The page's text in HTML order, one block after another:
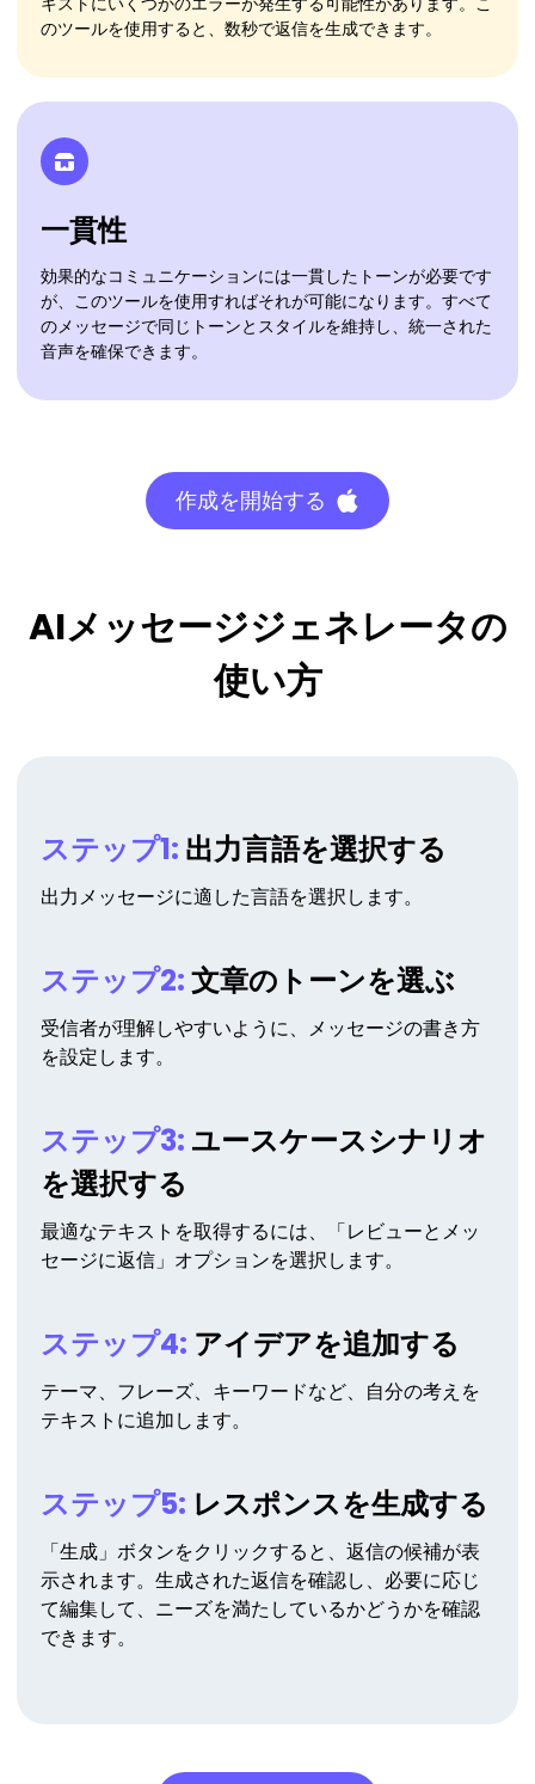
のツールを使用すると、数秒で返信を生成できます。
一貫性
効果的なコミュニケーションには一貫したトーンが必要です
が、このツールを使用すればそれが可能になります。すべて
のメッセージで同じトーンとスタイルを維持し、統一された
音声を確保できます。
作成を開始する
AIメッセージジェネレータの
使い方
ステップ1: 出力言語を選択する
出力メッセージに適した言語を選択します。
ステップ2:文章のトーンを選ぶ
受信者が理解しやすいように、メッセージの書き方
を設定します。
ステップ3: ユースケースシナリオ
を選択する
最適なテキストを取得するには、「レビューとメッ
セージに返信」オプションを選択します。
ステップ4: アイデアを追加する
テーマ、フレーズ、キーワードなど、自分の考えを
テキストに追加します。
ステップ5: レスポンスを生成する
「生成」ボタンをクリックすると、返信の候補が表
示されます。生成された返信を確認し、必要に応じ
て編集して、ニーズを満たしているかどうかを確認
できます。